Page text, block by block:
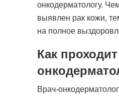
онкодерматологу.
выявлен рак кожи,
на полное
Как
Врач-